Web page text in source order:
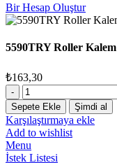
Bir Hesap Oluştur
5590TRY Roller Kalem
₺163,30
5590TRY
Roller
Kalem
adet
Sepete Ekle Şimdi al
Karşılaştırmaya ekle
Add to wishlist
Menu
İstek Listesi